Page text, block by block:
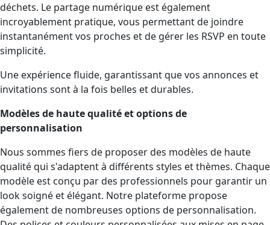
déchets. Le partage numérique est également
incroyablement pratique, vous permettant de joindre
instantanément vos proches et de gérer les RSVP en toute
simplicité.
Une expérience fluide, garantissant que vos annonces et
invitations sont à la fois belles et durables.
Modèles de haute qualité et options de
personnalisation
Nous sommes fiers de proposer des modèles de haute
qualité qui s'adaptent à différents styles et thèmes. Chaque
modèle est conçu par des professionnels pour garantir un
look soigné et élégant. Notre plateforme propose
également de nombreuses options de personnalisation.